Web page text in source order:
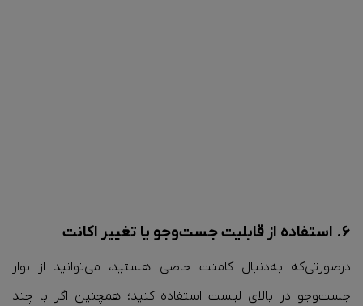
۶. استفاده از قابلیت جست‌وجو یا تغییر اکانت
درصورتی‌که به‌دنبال کامنت خاصی هستید، می‌توانید از نوار
جست‌وجو در بالای لیست استفاده کنید؛ همچنین اگر با چند